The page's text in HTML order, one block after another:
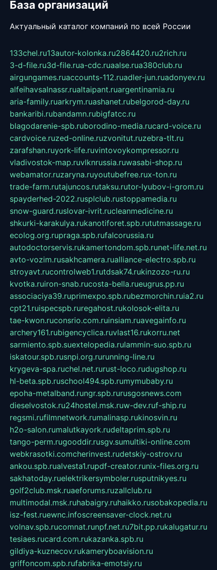
База организаций
Актуальный каталог компаний по всей России
133chel.ru13autor-kolonka.ru2864420.ru2rich.ru
3-d-file.ru3d-file.rua-cdc.ruaalse.rua380club.ru
airgungames.ruaccounts-112.ruadler-jun.ruadonyev.ru
alfeihavsalnassr.rualtaipant.ruargentinamia.ru
aria-family.ruarkrym.ruashanet.rubelgorod-day.ru
bankaribi.rubandamn.rubigfatcc.ru
blagodarenie-spb.ruborodino-media.rucard-voice.ru
cardvoice.ruzed-online.ruzvonitut.ruzebra-tlt.ru
zarafshan.ruyork-life.ruvintovoykompressor.ru
vladivostok-map.ruvlknrussia.ruwasabi-shop.ru
webamator.ruzaryna.ruyoutubefree.rux-ton.ru
trade-farm.rutajuncos.rutaksu.rutor-lyubov-i-grom.ru
spayderhed-2022.rusplclub.rustoppamedia.ru
snow-guard.ruslovar-ivrit.rucleanmedicine.ru
shkurki-karakulya.rukanotiforet.spb.rututmassage.ru
ecolog.org.rupraga.spb.rufalcorussia.ru
autodoctorservis.rukamertondom.spb.runet-life.net.ru
avto-vozim.rusakhcamera.rualliance-electro.spb.ru
stroyavt.rucontrolweb1.rutdsak74.rukinzozo-ru.ru
kvotka.ruiron-snab.rucosta-bella.rueugrus.pp.ru
associaciya39.ruprimexpo.spb.rubezmorchin.ruia2.ru
cpt21.ruispecspb.ruregahost.rukolosok-elita.ru
tae-kwon.ruconsrio.com.ruinsiam.ruavegainfo.ru
archery161.rubigencyclica.ruvlast16.rukorru.net
sarmiento.spb.suextelopedia.rulammin-suo.spb.ru
iskatour.spb.rusnpi.org.rurunning-line.ru
krygeva-spa.ruchel.net.rurust-loco.rudugshop.ru
hl-beta.spb.ruschool494.spb.rumymubaby.ru
epoha-metalband.rungr.spb.rurusgosnews.com
dieselvostok.ru24hostel.msk.ruw-dev.ruf-ship.ru
regsmi.rufilmnetwork.rumalinasp.rukinosvin.ru
h2o-salon.rumalutkayork.rudeltaprim.spb.ru
tango-perm.rugooddir.rusgv.sumultiki-online.com
webkrasotki.comcherinvest.rudetskiy-ostrov.ru
ankou.spb.rualvesta1.rupdf-creator.runix-files.org.ru
sakhatoday.ruelektrikersymboler.rusputnikyes.ru
golf2club.msk.ruaeforums.ruzallclub.ru
multimodal.msk.ruhabaigry.ruhaikko.rusobakopedia.ru
isz-fest.ruewnc.infoscreensaver-clock.net.ru
volnav.spb.rucomnat.runpf.net.ru7bit.pp.rukalugatur.ru
tesiaes.rucard.com.rukazanka.spb.ru
gildiya-kuznecov.rukameryboavision.ru
griffoncom.spb.rufabrika-emotsiy.ru